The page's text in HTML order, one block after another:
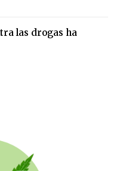
las drogas ha